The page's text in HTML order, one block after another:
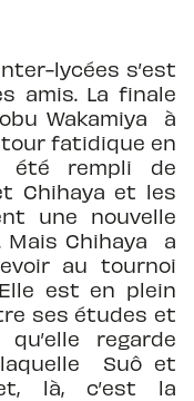
lycées s’est
amis. La finale
Wakamiya à
tour fatidique en
été rempli de
Chihaya et les
une nouvelle
Mais Chihaya a
au tournoi
est en plein
ses études et
regarde
laquelle Suô et
là, c’est la